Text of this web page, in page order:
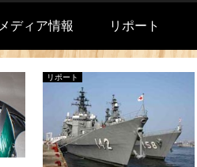
メディア情報 リポート
リポート